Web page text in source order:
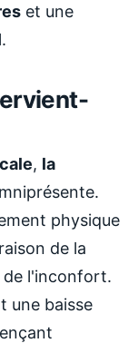
et une
, la
physique
de la
de l'inconfort.
une baisse